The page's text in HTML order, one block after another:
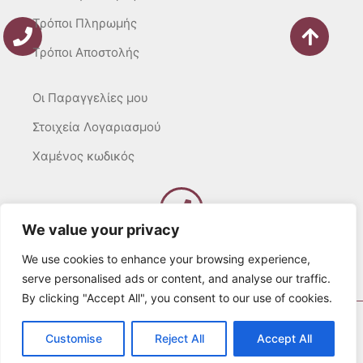
We value your privacy
We use cookies to enhance your browsing experience,
serve personalised ads or content, and analyse our traffic.
By clicking "Accept All", you consent to our use of cookies.
Customise Reject All Accept All
Τρόποι Πληρωμής
Τρόποι Αποστολής
Οι Παραγγελίες μου
Στοιχεία Λογαριασμού
Χαμένος κωδικός
Καλέστε μας
Δευτ – Τετ. – Σαβ. : 10:00 – 15:00
Τρίτ. – Πέμπτ. – Παρ. : 10:00 – 21:00
© 2022 Λευκά Όνειρα All rights Reserved